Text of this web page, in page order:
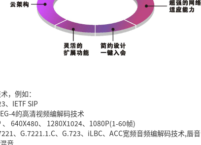
，例如：
、IETF SIP
4的高清视频编解码技术
640X480、 1280X1024、1080P(1-60帧)
、G.7221.1.C、G.723、iLBC、ACC宽频音频编解码技术,唇音